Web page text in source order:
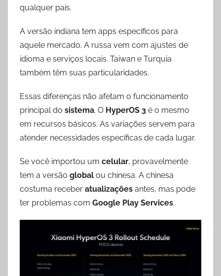
qualquer país.
A versão indiana tem apps específicos para
aquele mercado. A russa vem com ajustes de
idioma e serviços locais. Taiwan e Turquia
também têm suas particularidades.
Essas diferenças não afetam o funcionamento
principal do sistema. O HyperOS 3 é o mesmo
em recursos básicos. As variações servem para
atender necessidades específicas de cada lugar.
Se você importou um celular, provavelmente
tem a versão global ou chinesa. A chinesa
costuma receber atualizações antes, mas pode
ter problemas com Google Play Services.